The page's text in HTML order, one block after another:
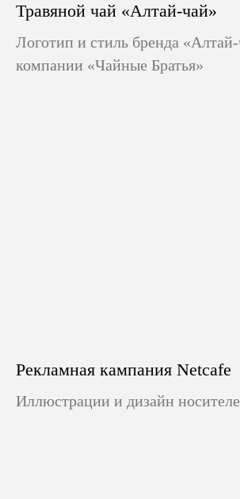
Травяной чай «Алтай-чай»
Логотип и стиль бренда
компании «Чайные Братья»
Рекламная кампания Netcafe
Иллюстрации и дизайн